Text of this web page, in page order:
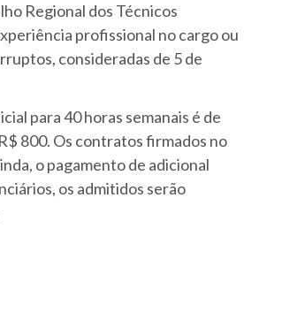
Regional dos Técnicos
profissional no cargo ou
consideradas de 5 de
para 40 horas semanais é de
800. Os contratos firmados no
o pagamento de adicional
os admitidos serão